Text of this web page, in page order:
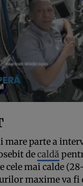
mare parte a
decaldă
cele mai calde
maxime va fi